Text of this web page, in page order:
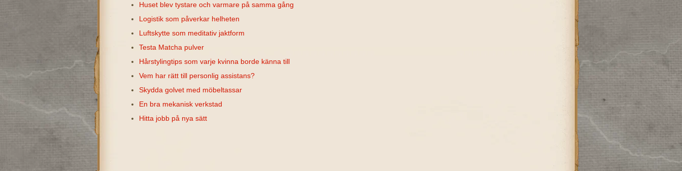
Huset blev tystare och varmare på samma gång
Logistik som påverkar helheten
Luftskytte som meditativ jaktform
Testa Matcha pulver
Hårstylingtips som varje kvinna borde känna till
Vem har rätt till personlig assistans?
Skydda golvet med möbeltassar
En bra mekanisk verkstad
Hitta jobb på nya sätt